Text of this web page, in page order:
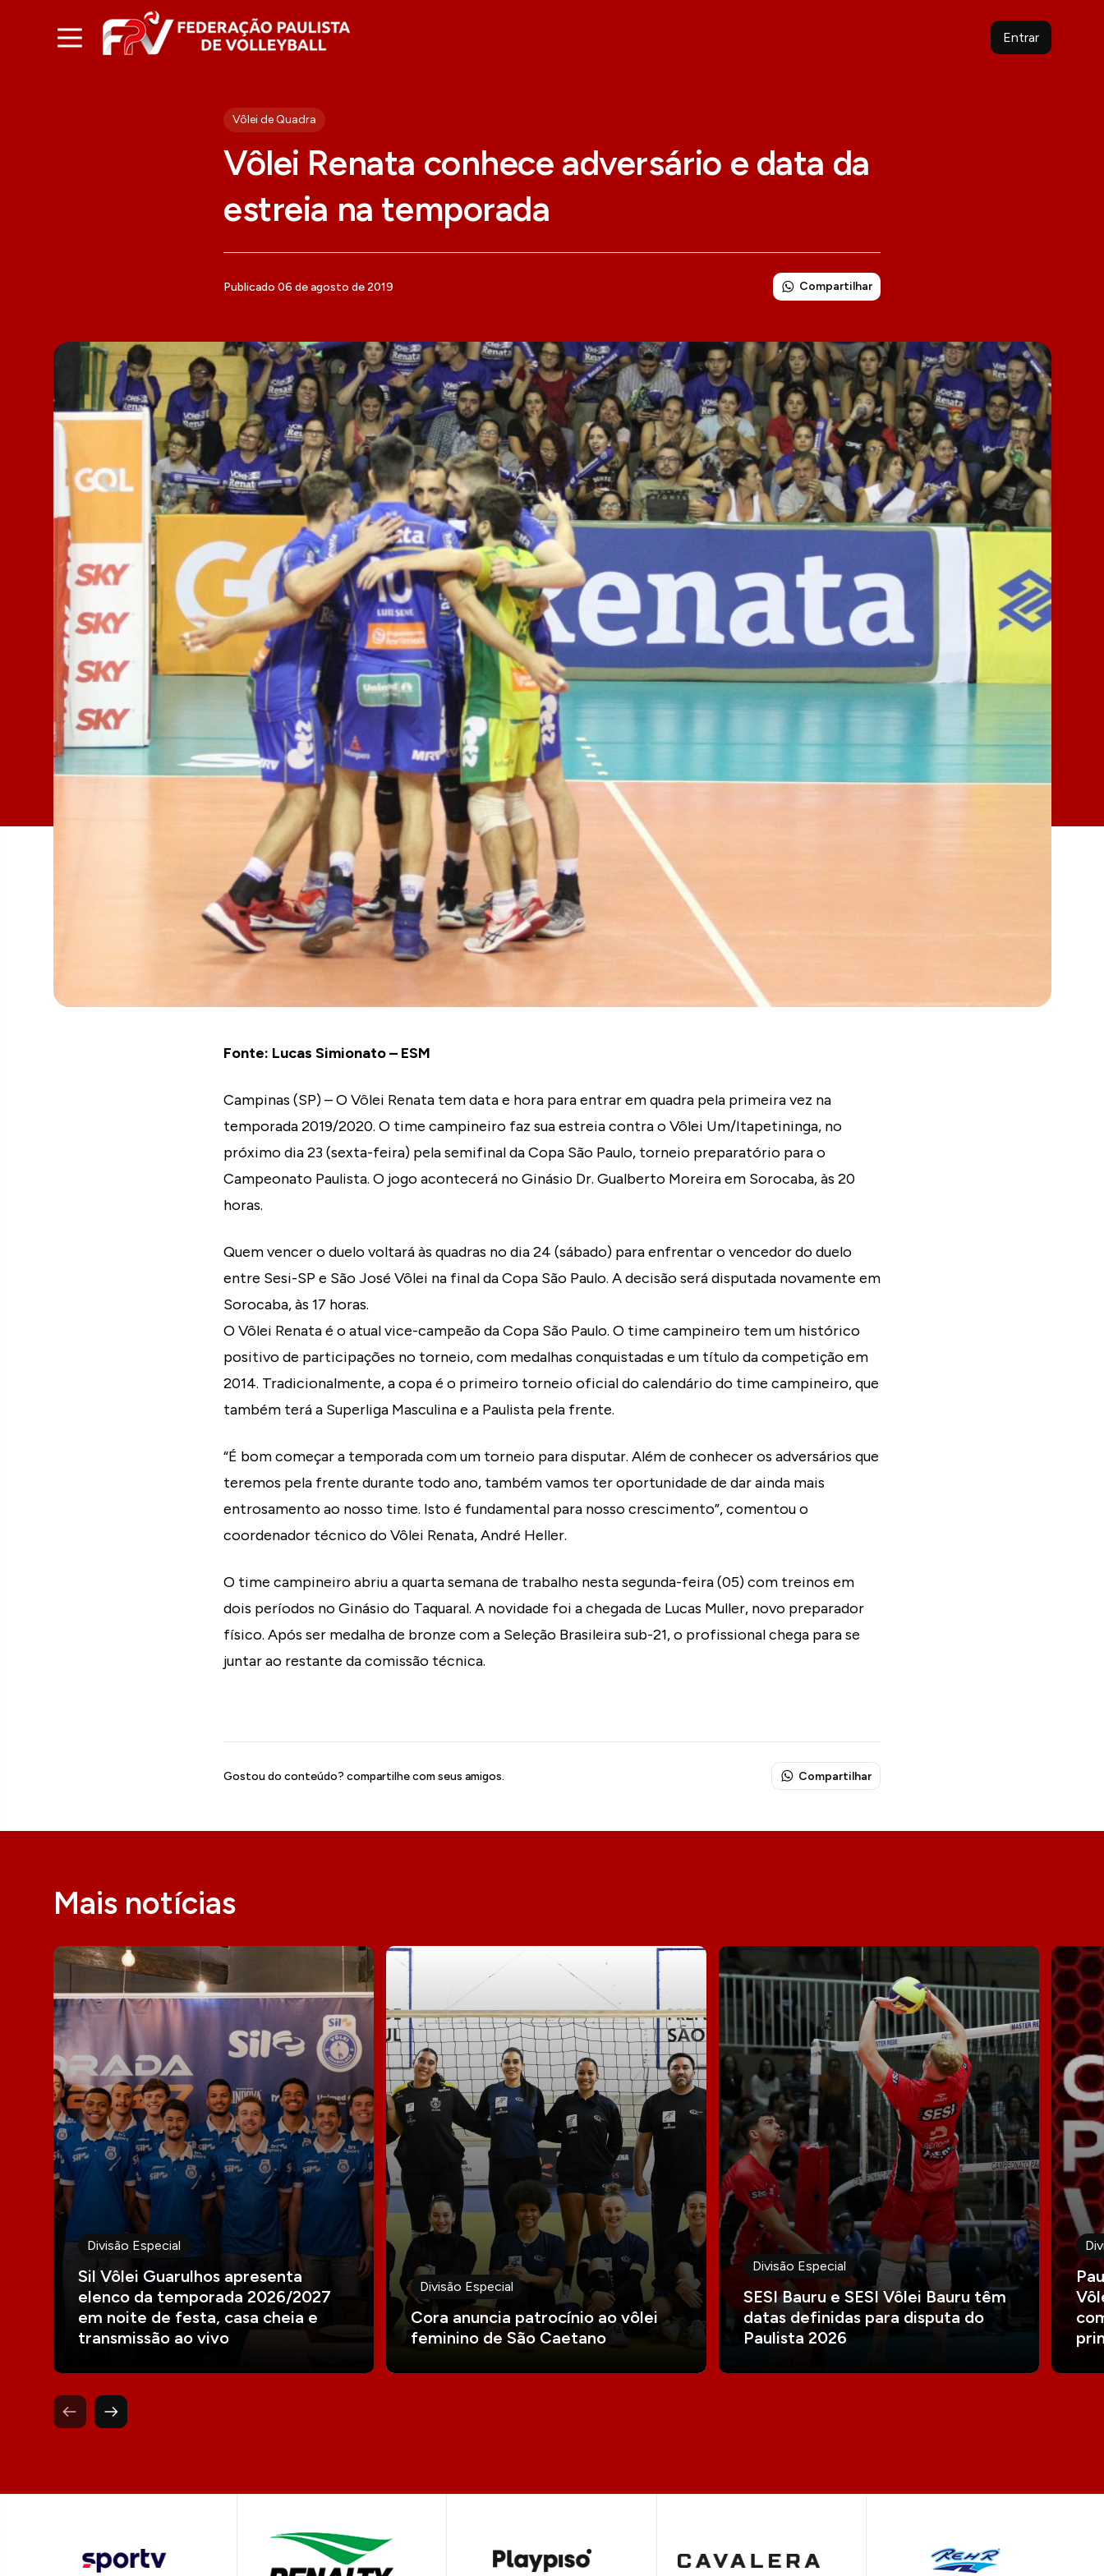
Entrar
Vôlei de Quadra
Vôlei Renata conhece adversário e data da
estreia na temporada
Publicado 06 de agosto de 2019 Compartilhar
Fonte: Lucas Simionato – ESM
Campinas (SP) – O Vôlei Renata tem data e hora para entrar em quadra pela primeira vez na
temporada 2019/2020. O time campineiro faz sua estreia contra o Vôlei Um/Itapetininga, no
próximo dia 23 (sexta-feira) pela semifinal da Copa São Paulo, torneio preparatório para o
Campeonato Paulista. O jogo acontecerá no Ginásio Dr. Gualberto Moreira em Sorocaba, às 20
horas.
Quem vencer o duelo voltará às quadras no dia 24 (sábado) para enfrentar o vencedor do duelo
entre Sesi-SP e São José Vôlei na final da Copa São Paulo. A decisão será disputada novamente em
Sorocaba, às 17 horas.
O Vôlei Renata é o atual vice-campeão da Copa São Paulo. O time campineiro tem um histórico
positivo de participações no torneio, com medalhas conquistadas e um título da competição em
2014. Tradicionalmente, a copa é o primeiro torneio oficial do calendário do time campineiro, que
também terá a Superliga Masculina e a Paulista pela frente.
“É bom começar a temporada com um torneio para disputar. Além de conhecer os adversários que
teremos pela frente durante todo ano, também vamos ter oportunidade de dar ainda mais
entrosamento ao nosso time. Isto é fundamental para nosso crescimento”, comentou o
coordenador técnico do Vôlei Renata, André Heller.
O time campineiro abriu a quarta semana de trabalho nesta segunda-feira (05) com treinos em
dois períodos no Ginásio do Taquaral. A novidade foi a chegada de Lucas Muller, novo preparador
físico. Após ser medalha de bronze com a Seleção Brasileira sub-21, o profissional chega para se
juntar ao restante da comissão técnica.
Gostou do conteúdo? compartilhe com seus amigos. Compartilhar
Mais notícias
Divisão Especial
Sil Vôlei Guarulhos apresenta
elenco da temporada 2026/2027
em noite de festa, casa cheia e
transmissão ao vivo
Divisão Especial
Cora anuncia patrocínio ao vôlei
feminino de São Caetano
Divisão Especial
SESI Bauru e SESI Vôlei Bauru têm
datas definidas para disputa do
Paulista 2026